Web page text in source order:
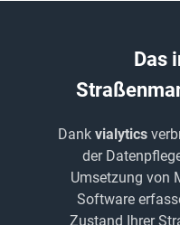
Das
Dank vialytics
der
Umsetzung von
Software
Zustand Ihrer